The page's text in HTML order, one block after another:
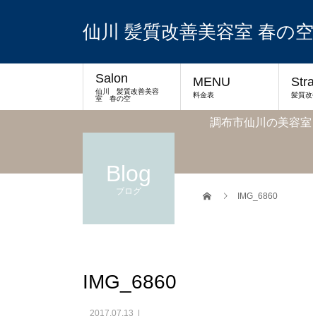
仙川 髪質改善美容室 春の空
Salon
仙川 髪質改善美容
室 春の空
MENU
料金表 髪質
Blog
ブログ
調布市仙川の美容
IMG_6860
IMG_6860
2017.07.13